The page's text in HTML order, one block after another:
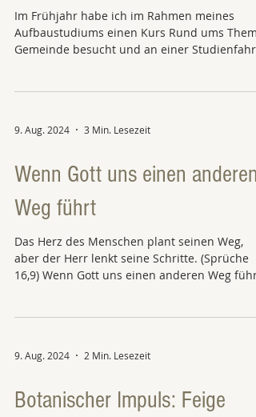
Im Frühjahr habe ich im Rahmen meines
Aufbaustudiums einen Kurs Rund ums Thema
Gemeinde besucht und an einer Studienfahrt
9. Aug. 2024 3 Min. Lesezeit
Wenn Gott uns einen anderen
Weg führt
Das Herz des Menschen plant seinen Weg,
aber der Herr lenkt seine Schritte. (Sprüche
16,9) Wenn Gott uns einen anderen Weg führt,
9. Aug. 2024 2 Min. Lesezeit
Botanischer Impuls: Feige